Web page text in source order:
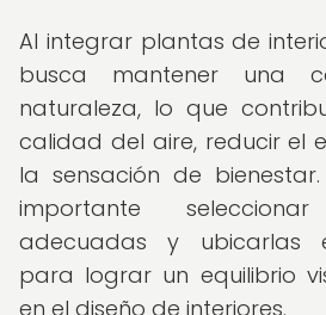
Al integrar plantas de
busca mantener una
naturaleza, lo que
calidad del aire, reducir el
la sensación de
importante
adecuadas y ubicarlas
para lograr un equilibrio
en el diseño de interiores.